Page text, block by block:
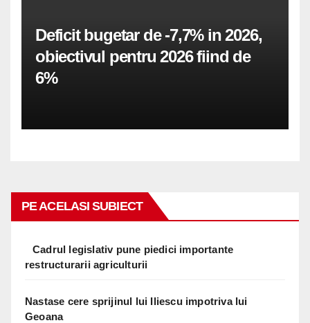
Deficit bugetar de -7,7% in 2026,
obiectivul pentru 2026 fiind de
6%
PE ACELASI SUBIECT
Cadrul legislativ pune piedici importante
restructurarii agriculturii
Nastase cere sprijinul lui Iliescu impotriva lui
Geoana